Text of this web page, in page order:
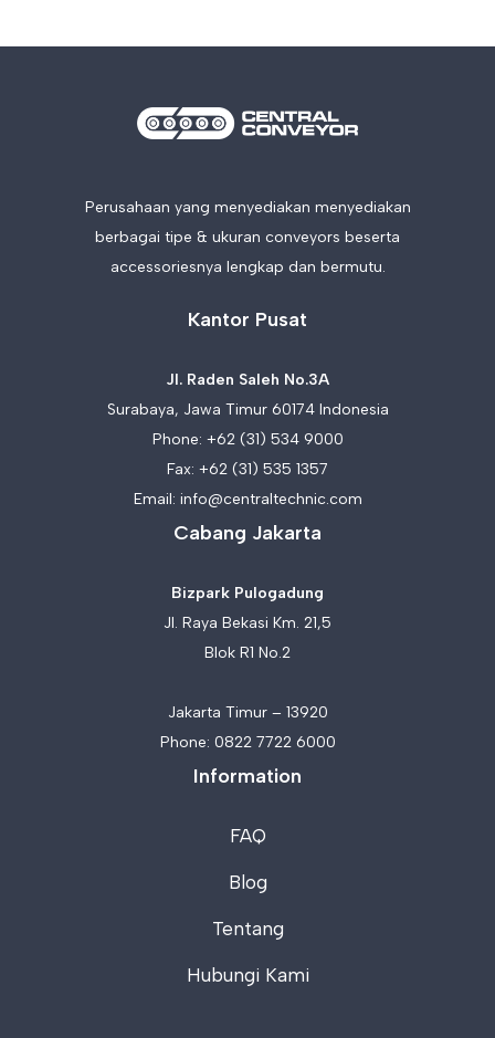
Perusahaan yang menyediakan menyediakan
berbagai tipe & ukuran conveyors beserta
accessoriesnya lengkap dan bermutu.
Kantor Pusat
Jl. Raden Saleh No.3A
Surabaya, Jawa Timur 60174 Indonesia
Phone: +62 (31) 534 9000
Fax: +62 (31) 535 1357
Email: info@centraltechnic.com
Cabang Jakarta
Bizpark Pulogadung
Jl. Raya Bekasi Km. 21,5
Blok R1 No.2
Jakarta Timur – 13920
Phone: 0822 7722 6000
Information
FAQ
Blog
Tentang
Hubungi Kami